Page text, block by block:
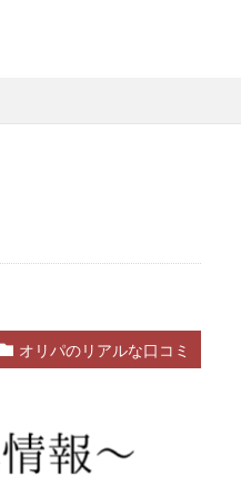
オリパのリアルな口コミ